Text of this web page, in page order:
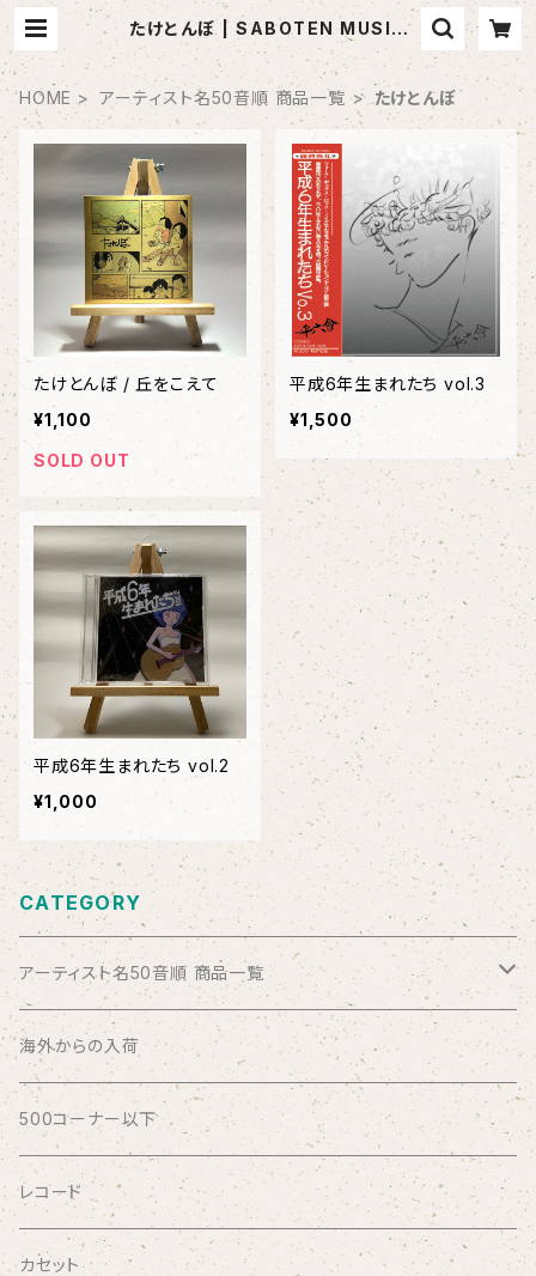
たけとんぼ | SABOTEN MUSIC
(セレクトCDショップ)
HOME アーティスト名50音順 商品一覧 たけとんぼ
たけとんぼ / 丘をこえて
¥1,100
SOLD OUT
平成6年生まれたち vol.3
¥1,500
平成6年生まれたち vol.2
¥1,000
CATEGORY
アーティスト名50音順 商品一覧
ABSOLUTE LOSERS
AFRICA
AGU
AIRCRAFT
海外からの入荷
500コーナー以下
レコード
カセット